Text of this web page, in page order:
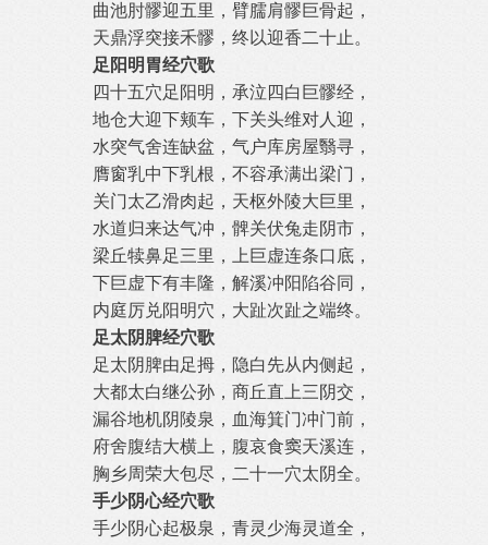
曲池肘髎迎五里，臂臑肩髎巨骨起，
天鼎浮突接禾髎，终以迎香二十止。
足阳明胃经穴歌
四十五穴足阳明，承泣四白巨髎经，
地仓大迎下颊车，下关头维对人迎，
水突气舍连缺盆，气户库房屋翳寻，
膺窗乳中下乳根，不容承满出梁门，
关门太乙滑肉起，天枢外陵大巨里，
水道归来达气冲，髀关伏兔走阴市，
梁丘犊鼻足三里，上巨虚连条口底，
下巨虚下有丰隆，解溪冲阳陷谷同，
内庭厉兑阳明穴，大趾次趾之端终。
足太阴脾经穴歌
足太阴脾由足拇，隐白先从内侧起，
大都太白继公孙，商丘直上三阴交，
漏谷地机阴陵泉，血海箕门冲门前，
府舍腹结大横上，腹哀食窦天溪连，
胸乡周荣大包尽，二十一穴太阴全。
手少阴心经穴歌
手少阴心起极泉，青灵少海灵道全，